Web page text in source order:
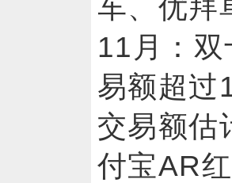
车、优
11月：
易额超过
交易额
付宝AR